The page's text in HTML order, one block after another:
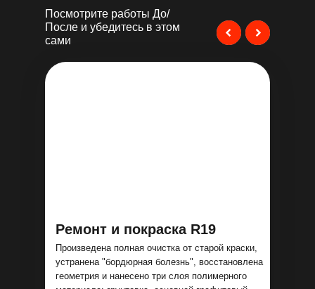
Посмотрите работы До/
После и убедитесь в этом
сами
Ремонт и покраска R19
Произведена полная очистка от старой краски,
устранена "бордюрная болезнь", восстановлена
геометрия и нанесено три слоя полимерного